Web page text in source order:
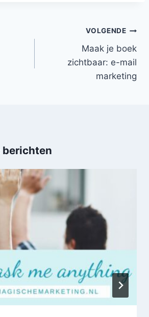
VOLGENDE
Maak je boek
zichtbaar: e-mail
marketing
berichten